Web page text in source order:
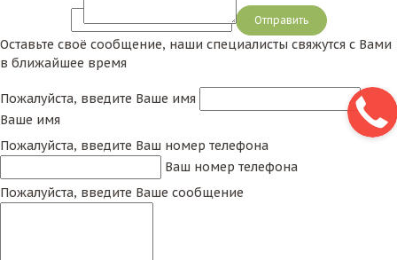
Сообщение
Оставьте своё сообщение, наши специалисты свяжутся с Вами
в ближайшее время
Пожалуйста, введите Ваше имя
Ваше имя
Пожалуйста, введите Ваш номер телефона
Ваш номер телефона
Пожалуйста, введите Ваше сообщение